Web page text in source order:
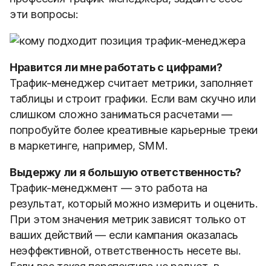
эти вопросы:
Нравится ли мне работать с цифрами?
Трафик-менеджер считает метрики, заполняет
таблицы и строит графики. Если вам скучно или
слишком сложно заниматься расчетами —
попробуйте более креативные карьерные треки
в маркетинге, например, SMM.
Выдержу ли я большую ответственность?
Трафик-менеджмент — это работа на
результат, который можно измерить и оценить.
При этом значения метрик зависят только от
ваших действий — если кампания оказалась
неэффективной, ответственность несете вы.